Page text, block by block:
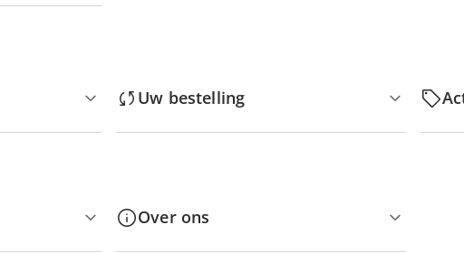
Uw bestelling
Over ons